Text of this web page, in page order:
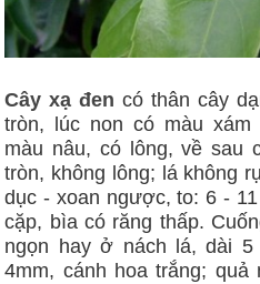
Cây xạ đen có thân cây
tròn, lúc non có màu xám
màu nâu, có lông, về sau
tròn, không lông; lá không
dục - xoan ngược, to: 6 -
cặp, bìa có răng thấp.
ngọn hay ở nách lá, dài
4mm, cánh hoa trắng;